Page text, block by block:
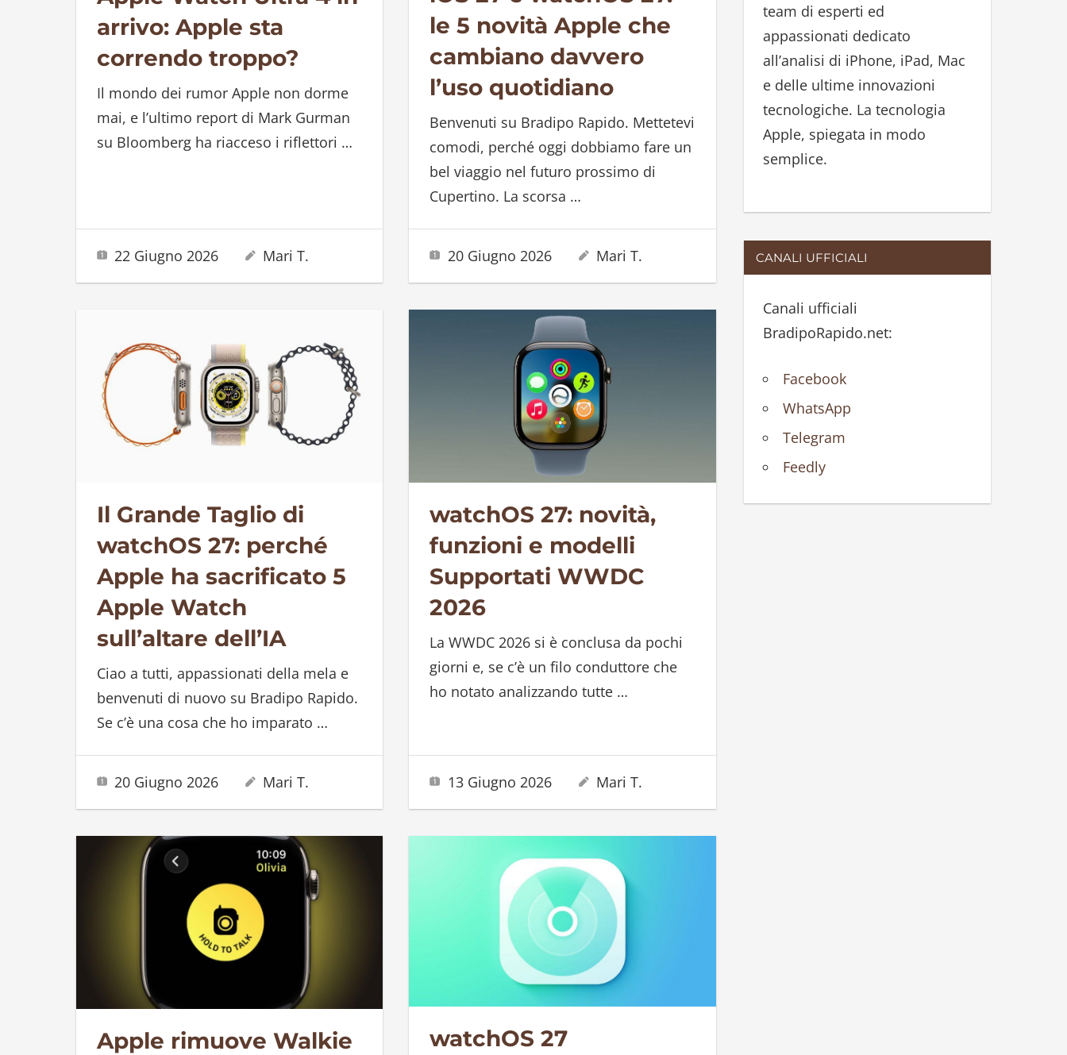
arrivo: Apple sta
correndo troppo?
Il mondo dei rumor Apple non dorme
mai, e l’ultimo report di Mark Gurman
su Bloomberg ha riacceso i riflettori …
22 Giugno 2026 Mari T.
le 5 novità Apple che
cambiano davvero
l’uso quotidiano
Benvenuti su Bradipo Rapido. Mettetevi
comodi, perché oggi dobbiamo fare un
bel viaggio nel futuro prossimo di
Cupertino. La scorsa …
20 Giugno 2026 Mari T.
Il Grande Taglio di
watchOS 27: perché
Apple ha sacrificato 5
Apple Watch
sull’altare dell’IA
Ciao a tutti, appassionati della mela e
benvenuti di nuovo su Bradipo Rapido.
Se c’è una cosa che ho imparato …
20 Giugno 2026 Mari T.
watchOS 27: novità,
funzioni e modelli
Supportati WWDC
2026
La WWDC 2026 si è conclusa da pochi
giorni e, se c’è un filo conduttore che
ho notato analizzando tutte …
13 Giugno 2026 Mari T.
Apple rimuove Walkie
watchOS 27
:
team di esperti ed
appassionati dedicato
all’analisi di iPhone, iPad, Mac
e delle ultime innovazioni
tecnologiche. La tecnologia
Apple, spiegata in modo
semplice.
CANALI UFFICIALI
Canali ufficiali
BradipoRapido.net:
Facebook
WhatsApp
Telegram
Feedly